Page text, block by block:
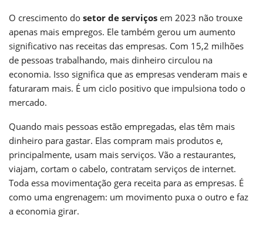
O crescimento do setor de serviços em 2023 não trouxe
apenas mais empregos. Ele também gerou um aumento
significativo nas receitas das empresas. Com 15,2 milhões
de pessoas trabalhando, mais dinheiro circulou na
economia. Isso significa que as empresas venderam mais e
faturaram mais. É um ciclo positivo que impulsiona todo o
mercado.
Quando mais pessoas estão empregadas, elas têm mais
dinheiro para gastar. Elas compram mais produtos e,
principalmente, usam mais serviços. Vão a restaurantes,
viajam, cortam o cabelo, contratam serviços de internet.
Toda essa movimentação gera receita para as empresas. É
como uma engrenagem: um movimento puxa o outro e faz
a economia girar.